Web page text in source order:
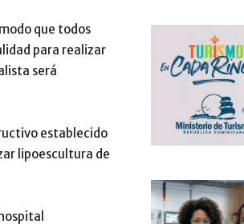
que todos
para realizar
será
establecido
lipoescultura de